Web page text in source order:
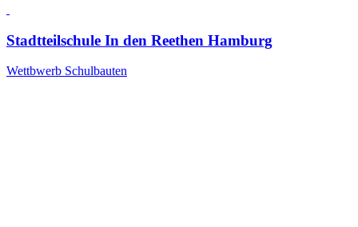
Stadtteilschule In den Reethen Hamburg
Wettbwerb Schulbauten